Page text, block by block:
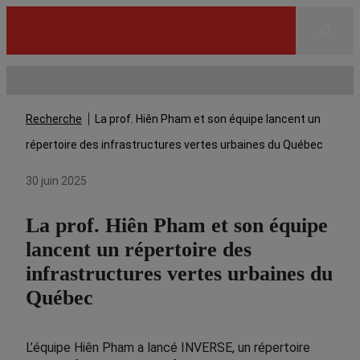
Recherche
La prof. Hiên Pham et son équipe lancent un
répertoire des infrastructures vertes urbaines du Québec
30 juin 2025
La prof. Hiên Pham et son équipe
lancent un répertoire des
infrastructures vertes urbaines du
Québec
L’équipe Hiên Pham a lancé INVERSE, un répertoire